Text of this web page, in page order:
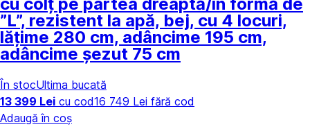
cu colț pe partea dreaptă/în formă de
”L”, rezistent la apă, bej, cu 4 locuri,
lățime 280 cm, adâncime 195 cm,
adâncime șezut 75 cm
În stocUltima bucată
13 399 Lei cu cod16 749 Lei fără cod
Adaugă în coș